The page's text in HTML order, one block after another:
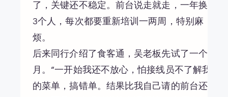
了，关键还不稳定。前台说走就走，一年换了
3个人，每次都要重新培训一两周，特别麻
烦。
后来同行介绍了食客通，吴老板先试了一个
月。“一开始我还不放心，怕接线员不了解我
的菜单，搞错单。结果比我自己请的前台还准